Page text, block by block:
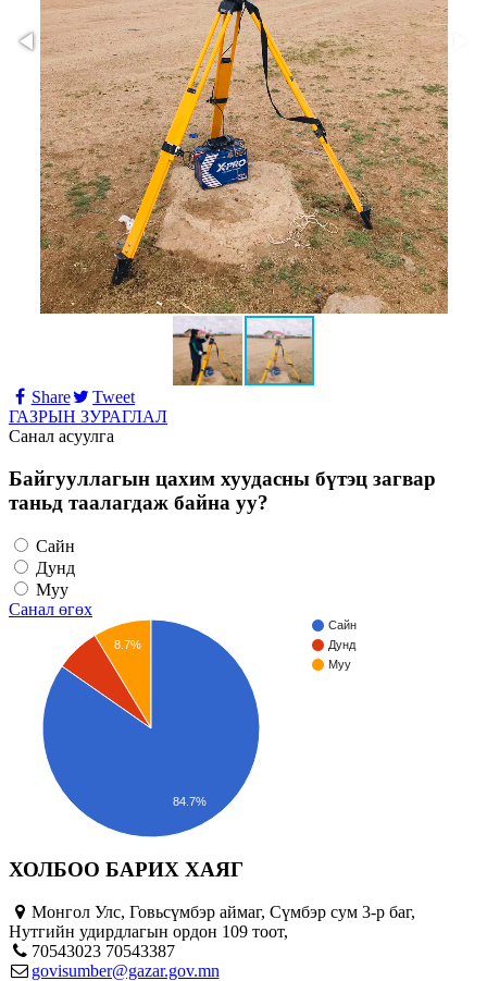
Share
Tweet
ГАЗРЫН ЗУРАГЛАЛ
Санал асуулга
Байгууллагын цахим хуудасны бүтэц загвар
таньд таалагдаж байна уу?
Сайн
Дунд
Муу
Санал өгөх
Сайн
Дунд
Муу
8.7%
84.7%
ХОЛБОО БАРИХ ХАЯГ
Монгол Улс, Говьсүмбэр аймаг, Сүмбэр сум 3-р баг,
Нутгийн удирдлагын ордон 109 тоот,
70543023 70543387
govisumber@gazar.gov.mn